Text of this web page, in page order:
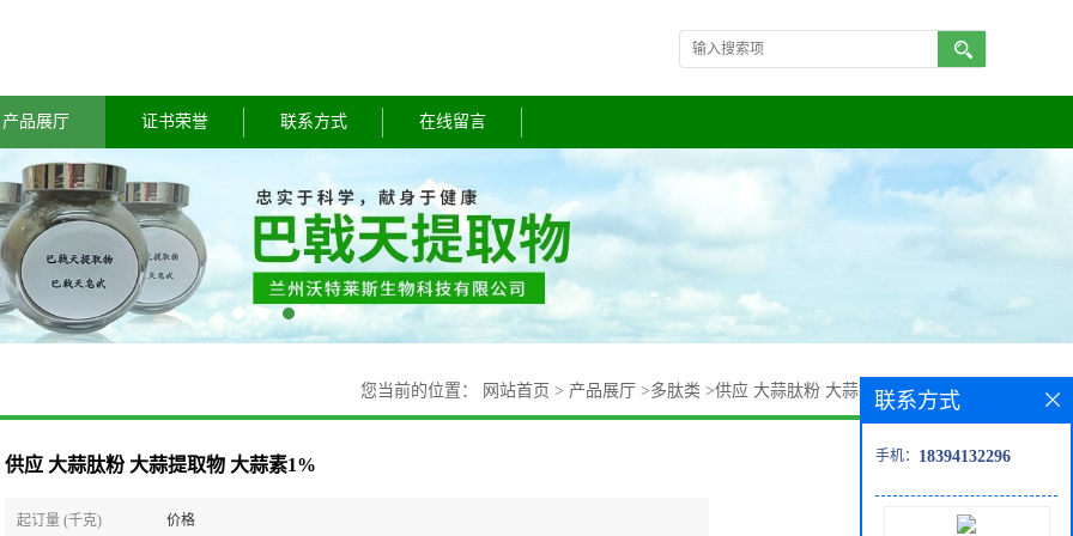
产品展厅 证书荣誉 联系方式 在线留言
您当前的位置： 网站首页 > 产品展厅 >多肽类 >供应 大蒜肽粉 大蒜提取物 大蒜素1%
供应 大蒜肽粉 大蒜提取物 大蒜素1%
起订量 (千克) 价格
联系方式
手机： 18394132296